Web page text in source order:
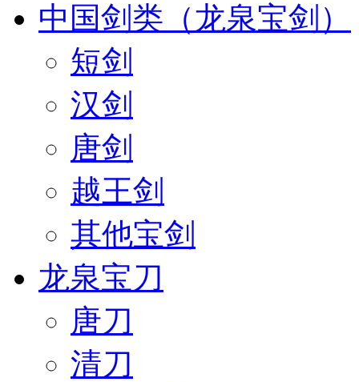
中国剑类（龙泉宝剑）
短剑
汉剑
唐剑
越王剑
其他宝剑
龙泉宝刀
唐刀
清刀